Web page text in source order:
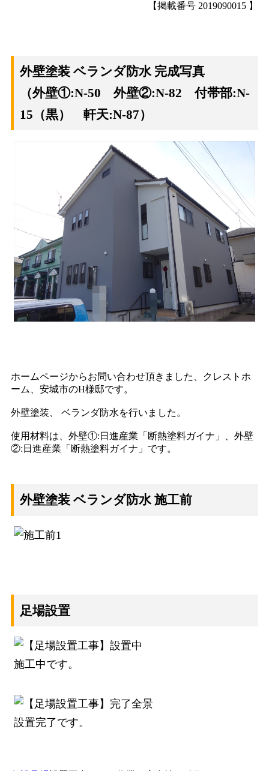
【掲載番号 2019090015 】
外壁塗装 ベランダ防水 完成写真
（外壁①:N-50 外壁②:N-82 付帯部:N-
15（黒） 軒天:N-87）
ホームページからお問い合わせ頂きました、クレストホ
ーム、安城市のH様邸です。
外壁塗装、 ベランダ防水を行いました。
使用材料は、外壁①:日進産業「断熱塗料ガイナ」、外壁
②:日進産業「断熱塗料ガイナ」です。
外壁塗装 ベランダ防水 施工前
足場設置
施工中です。
設置完了です。